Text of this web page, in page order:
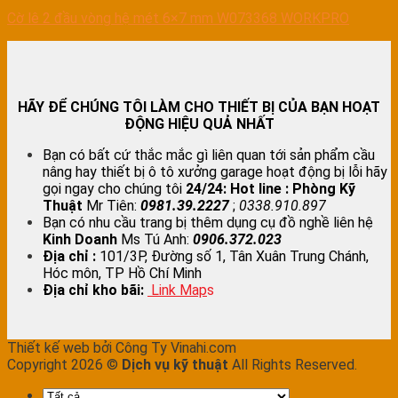
Cờ lê 2 đầu vòng hệ mét 6×7 mm W073368 WORKPRO
HÃY ĐỂ CHÚNG TÔI LÀM CHO THIẾT BỊ CỦA BẠN HOẠT
ĐỘNG HIỆU QUẢ NHẤT
Bạn có bất cứ thắc mắc gì liên quan tới sản phẩm cầu
nâng hay thiết bị ô tô xưởng garage hoạt động bị lỗi hãy
gọi ngay cho chúng tôi 24/24: Hot line : Phòng Kỹ
Thuật Mr Tiên: 0981.39.2227; 0338.910.897
Bạn có nhu cầu trang bị thêm dụng cụ đồ nghề liên hệ
Kinh Doanh Ms Tú Anh: 0906.372.023
Địa chỉ : 101/3P, Đường số 1, Tân Xuân Trung Chánh,
Hóc môn, TP Hồ Chí Minh
Địa chỉ kho bãi: Link Maps
Thiết kế web bởi Công Ty Vinahi.com
Copyright 2026 © Dịch vụ kỹ thuật All Rights Reserved.